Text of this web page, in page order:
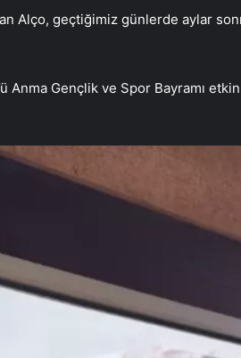
Alço, geçtiğimiz günlerde aylar
Anma Gençlik ve Spor Bayramı